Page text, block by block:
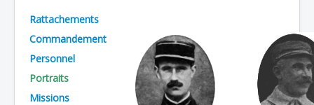
Avions
Personnels
Doctrines
Rattachements
Commandement
Personnel
Portraits
Missions